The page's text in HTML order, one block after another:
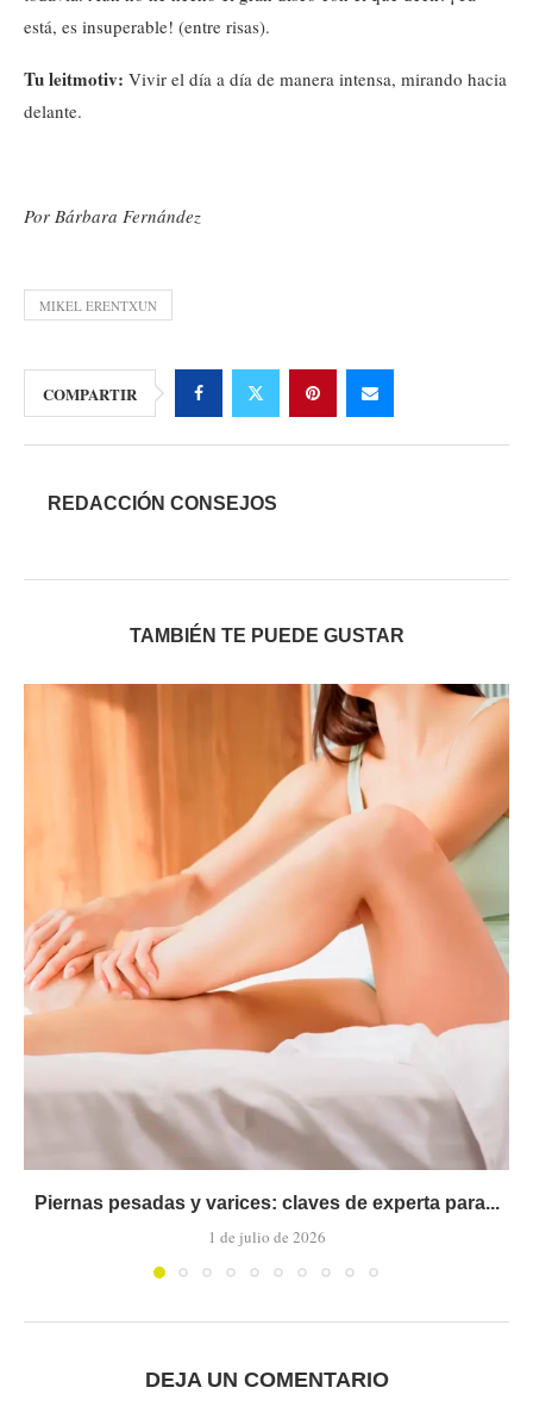
está, es insuperable! (entre risas).
Tu leitmotiv: Vivir el día a día de manera intensa, mirando hacia
delante.
Por Bárbara Fernández
MIKEL ERENTXUN
COMPARTIR
REDACCIÓN CONSEJOS
TAMBIÉN TE PUEDE GUSTAR
Piernas pesadas y varices: claves de experta para...
1 de julio de 2026
DEJA UN COMENTARIO